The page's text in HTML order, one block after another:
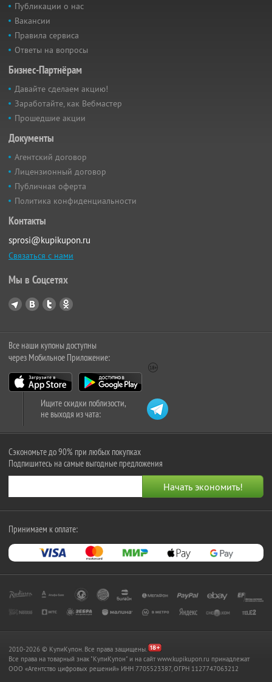
Публикации о нас
Вакансии
Правила сервиса
Ответы на вопросы
Бизнес-Партнёрам
Давайте сделаем акцию!
Заработайте, как Вебмастер
Прошедшие акции
Документы
Агентский договор
Лицензионный договор
Публичная оферта
Политика конфиденциальности
Контакты
sprosi@kupikupon.ru
Связаться с нами
Мы в Соцсетях
Все наши купоны доступны
через Мобильное Приложение:
Ищите скидки поблизости,
не выходя из чата:
Сэкономьте до 90% при любых покупках
Подпишитесь на самые выгодные предложения
Принимаем к оплате:
2010-2026 © КупиКупон. Все права защищены.
Все права на товарный знак "КупиКупон" и на сайт www.kupikupon.ru принадлежат
OOO «Агентство цифровых решений» ИНН 7705523387, ОГРН 1127747063212